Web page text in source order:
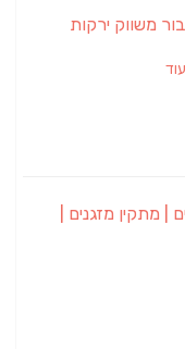
משווק ירקות
| מתקין מזגנים |